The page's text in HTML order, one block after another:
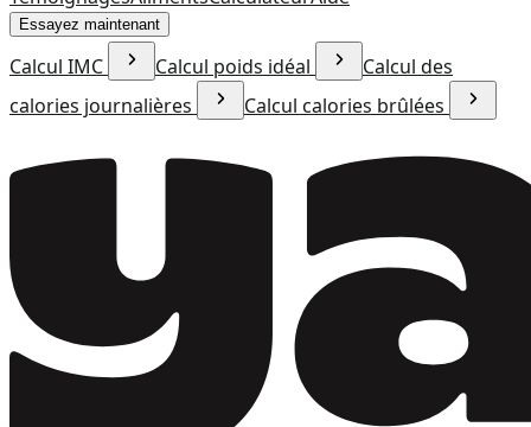
Essayez maintenant
Calcul IMC Calcul poids idéal
Calcul des
calories journalières
Calcul calories brûlées